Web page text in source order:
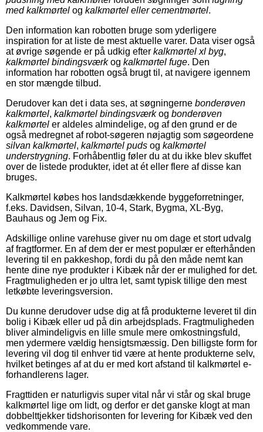
med kalkmørtel og kalkmørtel eller cementmørtel.
Den information kan robotten bruge som yderligere
inspiration for at liste de mest aktuelle varer. Data viser også
at øvrige søgende er på udkig efter kalkmørtel xl byg,
kalkmørtel bindingsværkog kalkmørtel fuge. Den
information har robotten også brugt til, at navigere igennem
en stor mængde tilbud.
Derudover kan det i data ses, at søgningerne bonderøven
kalkmørtel, kalkmørtel bindingsværkog bonderøven
kalkmørtel er aldeles almindelige, og af den grund er de
også medregnet af robot-søgeren nøjagtig som søgeordene
silvan kalkmørtel, kalkmørtel puds og kalkmørtel
understrygning. Forhåbentlig føler du at du ikke blev skuffet
over de listede produkter, idet at ét eller flere af disse kan
bruges.
Kalkmørtel købes hos landsdækkende byggeforretninger,
f.eks. Davidsen, Silvan, 10-4, Stark, Bygma, XL-Byg,
Bauhaus og Jem og Fix.
Adskillige online varehuse giver nu om dage et stort udvalg
af fragtformer. En af dem der er mest populær er efterhånden
levering til en pakkeshop, fordi du på den måde nemt kan
hente dine nye produkter i Kibæk når der er mulighed for det.
Fragtmuligheden er jo ultra let, samt typisk tillige den mest
letkøbte leveringsversion.
Du kunne derudover udse dig at få produkterne leveret til din
bolig i Kibæk eller ud på din arbejdsplads. Fragtmuligheden
bliver almindeligvis en lille smule mere omkostningsfuld,
men ydermere vældig hensigtsmæssig. Den billigste form for
levering vil dog til enhver tid være at hente produkterne selv,
hvilket betinges af at du er med kort afstand til kalkmørtel e-
forhandlerens lager.
Fragttiden er naturligvis super vital når vi står og skal bruge
kalkmørtel lige om lidt, og derfor er det ganske klogt at man
dobbelttjekker tidshorisonten for levering for Kibæk ved den
vedkommende vare.